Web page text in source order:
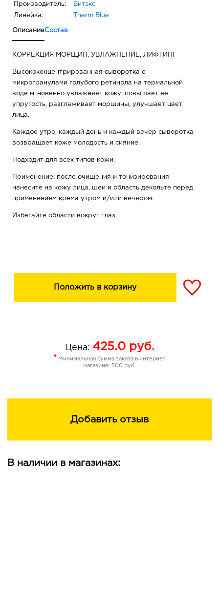
Производитель: Витэкс
Линейка: Therm Blue
ОписаниеСостав
КОРРЕКЦИЯ МОРЩИН, УВЛАЖНЕНИЕ, ЛИФТИНГ
Высококонцентрированная сыворотка с
микрогранулами голубого ретинола на термальной
воде мгновенно увлажняет кожу, повышает ее
упругость, разглаживает морщины, улучшает цвет
лица.
Каждое утро, каждый день и каждый вечер сыворотка
возвращает коже молодость и сияние.
Подходит для всех типов кожи.
Применение: после очищения и тонизирования
нанесите на кожу лица, шеи и область декольте перед
применением крема утром и/или вечером.
Избегайте области вокруг глаз
Положить в корзину
Цена: 425.0руб.
* Минимальная сумма заказа в интернет
магазине: 500 руб.
Добавить отзыв
В наличии в магазинах: